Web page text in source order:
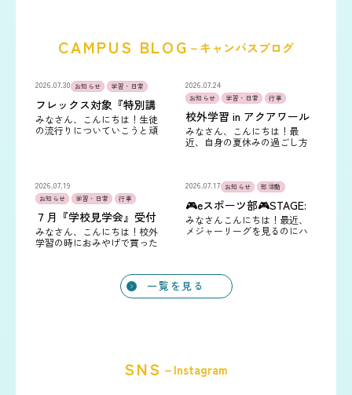
CAMPUS BLOG －キャンパスブログ
2026.07.30 お知らせ 学習・日常
フレックス対象『特別講
座』～物理の世界へ🧑‍🔬
～
みなさん、こんにちは！生徒
の流行りについていこうと頑
2026.07.24
お知らせ 学習・日常 行事
校外学習 in アクアワール
ド🐬🐠
みなさん、こんにちは！最
近、自身の夏休みの過ごし方
象とした校外学習を実施しま
2026.07.19
お知らせ 学習・日常 行事
７月『学校見学会』受付
中😁リピーターも大歓迎
👌
みなさん、こんにちは！校外
学習の時におみやげで買った
の豊田です(^O^)私の癒しです
2026.07.17 お知らせ 部活動
🎮eスポーツ部🎮STAGE:
０に参戦！
みなさんこんにちは！最近、
メジャーリーグを見るのにハ
ポーツ大会『STAGE…
一覧を見る
SNS －Instagram